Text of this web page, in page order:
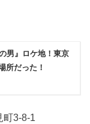
男』ロケ地！東京
所だった！
町3-8-1